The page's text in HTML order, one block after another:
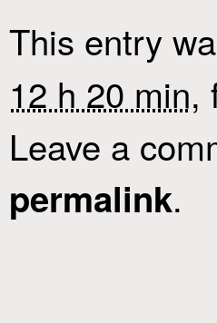
This entry
12 h 20 min,
Leave a
permalink.